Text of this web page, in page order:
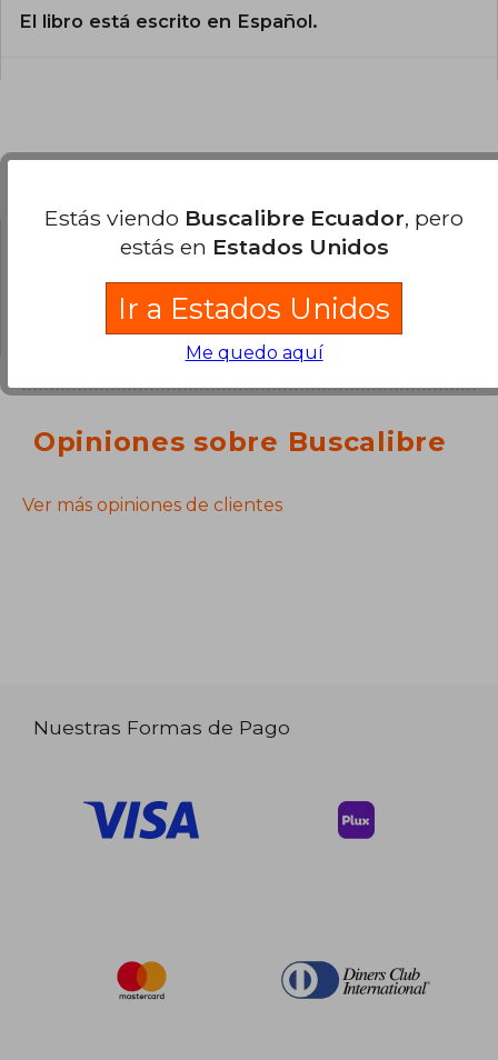
El libro está escrito en Español.
para poder agregar tu propia pregunta.
Opiniones sobre Buscalibre
Ver más opiniones de clientes
Nuestras Formas de Pago
Estás viendo Buscalibre Ecuador, pero
estás en Estados Unidos
Ir a Estados Unidos
Me quedo aquí